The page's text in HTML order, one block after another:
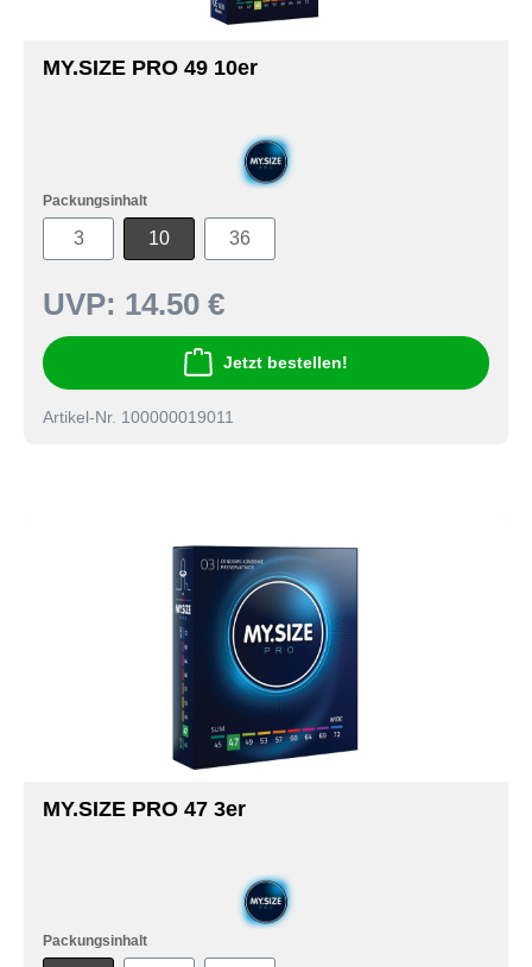
MY.SIZE PRO 49 10er
Packungsinhalt
3 10 36
UVP: 14.50 €
Jetzt bestellen!
Artikel-Nr. 100000019011
MY.SIZE PRO 47 3er
Packungsinhalt